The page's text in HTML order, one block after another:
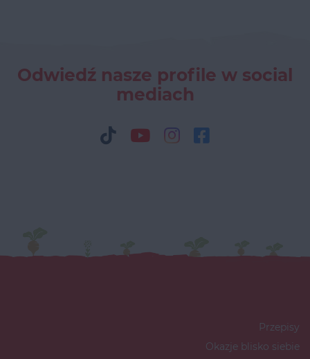
Odwiedź nasze profile w social
mediach
Przepisy
Okazje blisko siebie